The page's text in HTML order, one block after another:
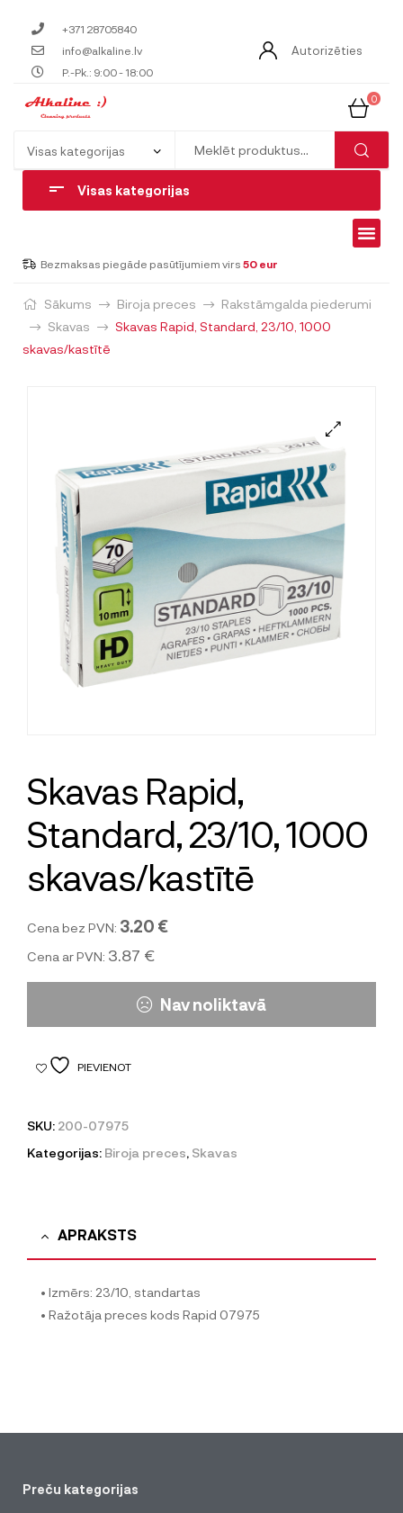
+371 28705840
info@alkaline.lv
P.-Pk.: 9:00 - 18:00
Autorizēties
0
Visas kategorijas
Bezmaksas piegāde pasūtījumiem virs 50 eur
Sākums Biroja preces
Rakstāmgalda piederumi
Skavas
Skavas Rapid, Standard, 23/10, 1000
skavas/kastītē
Skavas Rapid,
Standard, 23/10, 1000
skavas/kastītē
Cena bez PVN: 3.20 €
Cena ar PVN: 3.87 €
Nav noliktavā
PIEVIENOT
SKU: 200-07975
Kategorijas: Biroja preces, Skavas
APRAKSTS
• Izmērs: 23/10, standartas
• Ražotāja preces kods Rapid 07975
Preču kategorijas